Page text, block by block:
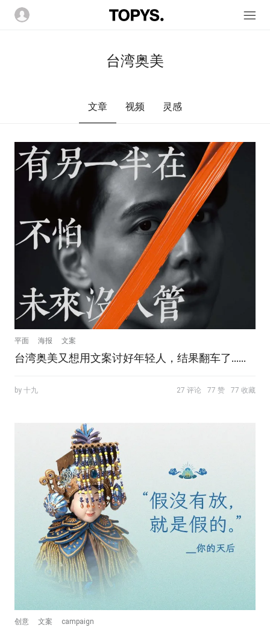
台湾奥美
文章 视频 灵感
平面 海报 文案
台湾奥美又想用文案讨好年轻人，结果翻车了……
by 十九 27 评论 77 赞 77 收藏
创意 文案 campaign